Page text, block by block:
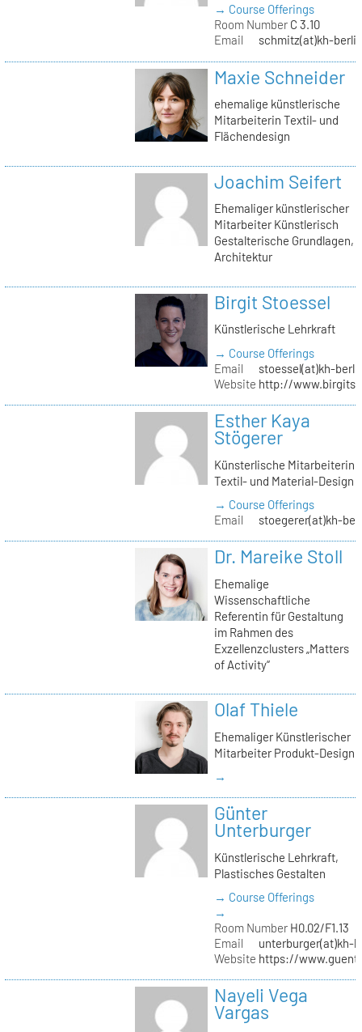
→ Course Offerings
Room NumberC 3.10
Email
schmitz(at)kh-
Maxie Schneider
ehemalige künstlerische
Mitarbeiterin Textil- und
Flächendesign
Joachim Seifert
Ehemaliger künstlerischer
Mitarbeiter Künstlerisch
Gestalterische Grundlagen,
Architektur
Birgit Stoessel
Künstlerische Lehrkraft
→ Course Offerings
Email
stoessel(at)kh-
Website http://
Esther Kaya
Stögerer
Künsterlische Mitarbeiterin
Textil- und Material-Design
→ Course Offerings
Email
stoegerer(at)kh-
Dr. Mareike Stoll
Ehemalige
Wissenschaftliche
Referentin für Gestaltung
im Rahmen des
Exzellenzclusters „Matters
of Activity“
Olaf Thiele
Ehemaliger Künstlerischer
Mitarbeiter Produkt-Design
→
Günter
Unterburger
Künstlerische Lehrkraft,
Plastisches Gestalten
→ Course Offerings
→
Room NumberH0.02/F1.13
Email
unterburger(at)kh-
Website https://
Nayeli Vega
Vargas